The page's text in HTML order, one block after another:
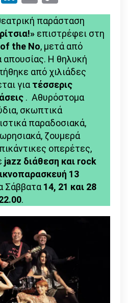
Link
παράσταση
επιστρέφει στη
the No, μετά από
απουσίας. Η θηλυκή
από χιλιάδες
γιατέσσερις
. Αθυρόστομα
σκωπτικά
παραδοσιακά,
ζουμερά
οπερέτες,
jazz διάθεση και rock
13
Σάββατα14, 21 και 28
.